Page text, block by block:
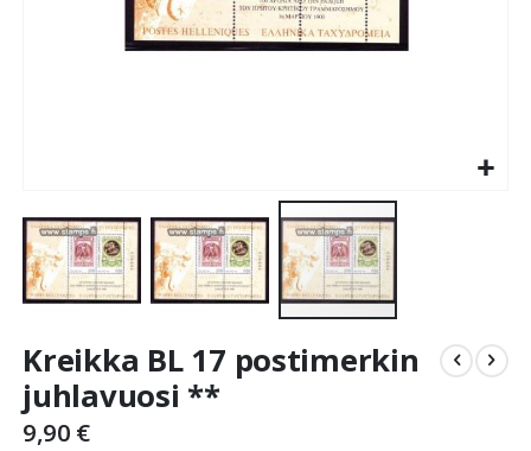
to
the
beginning
of
Kreikka BL 17 postimerkin
juhlavuosi **
9,90 €